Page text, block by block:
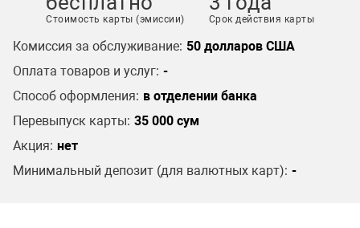
Стоимость карты (эмиссии) Срок действия карты
Комиссия за обслуживание: 50 долларов США
Оплата товаров и услуг: -
Способ оформления: в отделении банка
Перевыпуск карты: 35 000 сум
Акция: нет
Минимальный депозит (для валютных карт): -